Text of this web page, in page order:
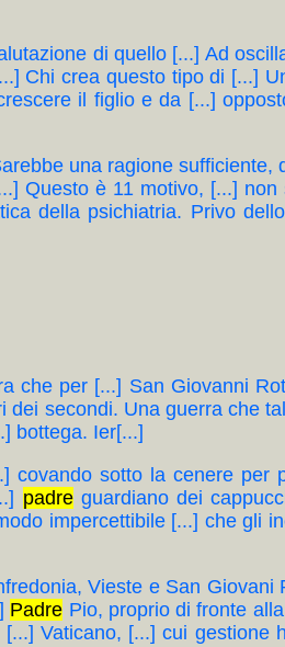
di quello [...] Ad
Chi crea questo tipo di [...]
il figlio e da [...]
una ragione sufficiente,
Questo è 11 motivo, [...] non
della psichiatria. Privo
che per [...] San Giovanni
secondi. Una guerra che
bottega. Ier[...]
sotto la cenere per
padreguardiano dei
impercettibile [...] che gli
Vieste e San Giovani
Padre Pio, proprio di fronte
Vaticano, [...] cui gestione